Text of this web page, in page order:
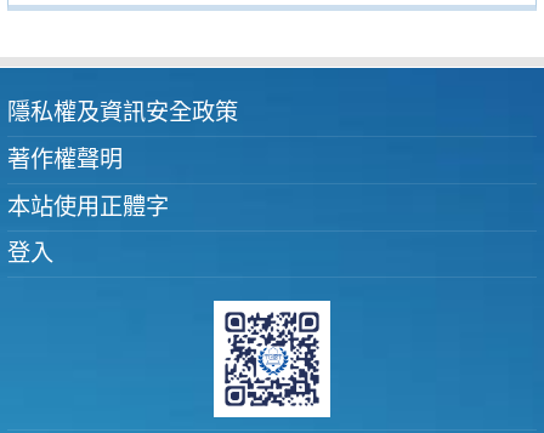
隱私權及資訊安全政策
著作權聲明
本站使用正體字
登入